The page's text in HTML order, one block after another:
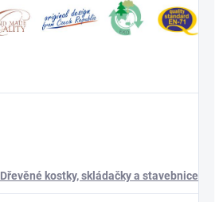
Dřevěné kostky, skládačky a stavebnice